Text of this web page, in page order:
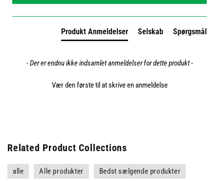
Produkt Anmeldelser Selskab Spørgsmål
- Der er endnu ikke indsamlet anmeldelser for dette produkt -
Vær den første til at skrive en anmeldelse
Related Product Collections
alle Alle produkter Bedst sælgende produkter